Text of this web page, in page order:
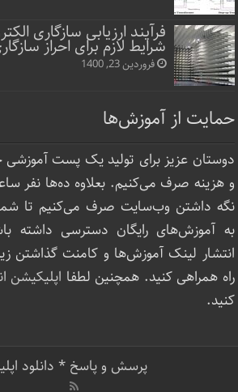
فرآیند ارزیابی سازگاری
شرایط لازم برای احراز
فروردین 23, 1400
حمایت از آموزش‌ها
دوستان عزیز برای تولید یک پست
و هزینه صرف می‌کنیم. بعلاوه ده‌ها نفر
نگه داشتن وب‌سایت صرف ‌می‌کنیم تا شما
به آموزش‌های رایگان دسترسی داشته
انتشار لینک‌ آموزش‌ها و کامنت گذاشتن
راه همراهی کنید. همچنین لطفا اپلیکیشن
کنید.
پرسش و پاسخ* دانلود